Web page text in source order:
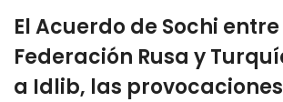
El Acuerdo de Sochi
Federación Rusa y
a Idlib, las